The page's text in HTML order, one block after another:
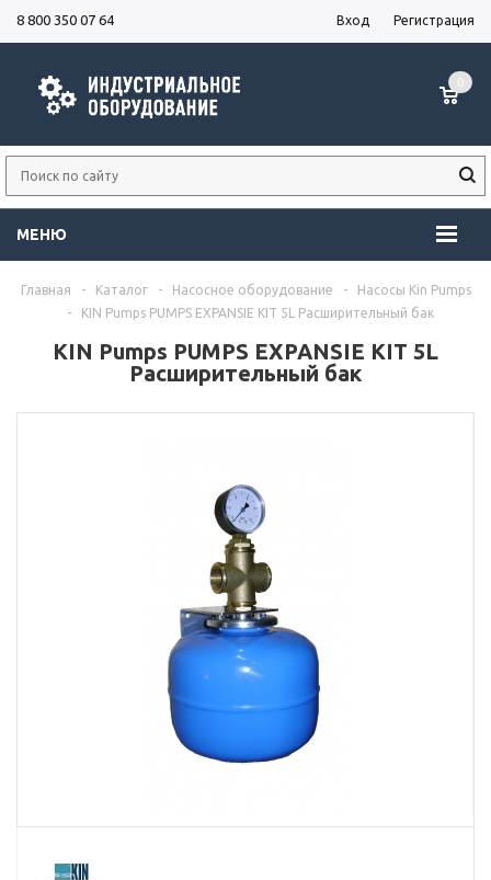
8 800 350 07 64 Вход Регистрация
МЕНЮ
0
Главная - Каталог - Насосное оборудование -
Насосы Kin Pumps
-
KIN Pumps PUMPS EXPANSIE KIT 5L Расширительный бак
KIN Pumps PUMPS EXPANSIE KIT 5L
Расширительный бак